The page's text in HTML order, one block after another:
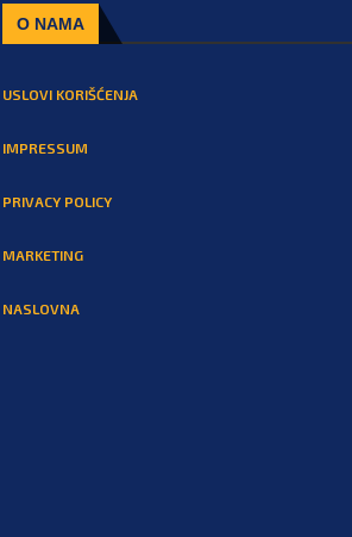
O NAMA
USLOVI KORIŠĆENJA
IMPRESSUM
PRIVACY POLICY
MARKETING
NASLOVNA